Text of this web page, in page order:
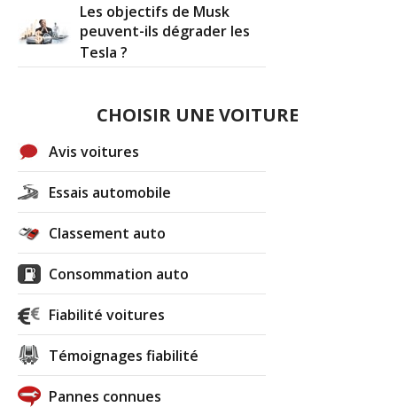
Les objectifs de Musk
peuvent-ils dégrader les
Tesla ?
CHOISIR UNE VOITURE
Avis voitures
Essais automobile
Classement auto
Consommation auto
Fiabilité voitures
Témoignages fiabilité
Pannes connues